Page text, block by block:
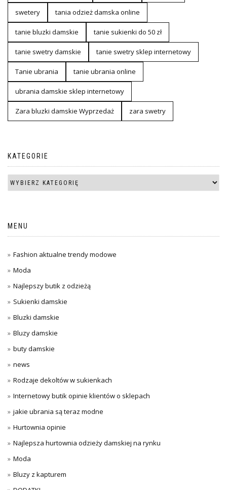
swetery tania odzież damska online
tanie bluzki damskie tanie sukienki do 50 zł
tanie swetry damskie tanie swetry sklep internetowy
Tanie ubrania tanie ubrania online
ubrania damskie sklep internetowy
Zara bluzki damskie Wyprzedaż zara swetry
KATEGORIE
MENU
Fashion aktualne trendy modowe
Moda
Najlepszy butik z odzieżą
Sukienki damskie
Bluzki damskie
Bluzy damskie
buty damskie
news
Rodzaje dekoltów w sukienkach
Internetowy butik opinie klientów o sklepach
jakie ubrania są teraz modne
Hurtownia opinie
Najlepsza hurtownia odzieży damskiej na rynku
Moda
Bluzy z kapturem